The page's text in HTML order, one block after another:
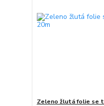
Zeleno žlutá folie se